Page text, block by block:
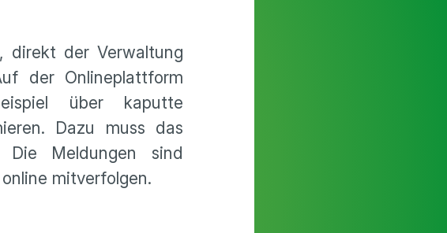
direkt der Verwaltung
der Onlineplattform
über kaputte
Dazu muss das
Meldungen sind
mitverfolgen.